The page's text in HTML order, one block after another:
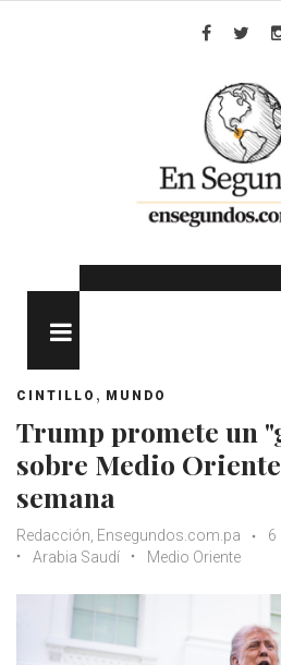
CINTILLO , MUNDO
Trump promete un
sobre Medio
semana
Redacción, Ensegundos.com.pa
6
Arabia Saudí
Medio Oriente